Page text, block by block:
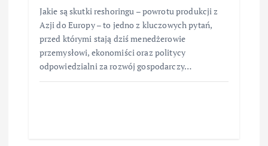
Jakie są skutki reshoringu – powrotu produkcji z
Azji do Europy – to jedno z kluczowych pytań,
przed którymi stają dziś menedżerowie
przemysłowi, ekonomiści oraz politycy
odpowiedzialni za rozwój gospodarczy…